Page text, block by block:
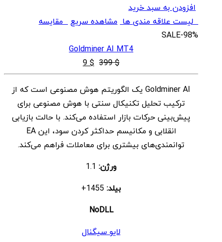
افزودن به سبد خرید
لیست علاقه مندی ها مشاهده سریعمقایسه
SALE-98%
Goldminer AI MT4
$
399
قیمت
اصلی
$ 399
بود.
$
9 قیمت
فعلی
$ 9
است.
Goldminer AI یک الگوریتم هوش مصنوعی است که از
ترکیب تحلیل تکنیکال سنتی با هوش مصنوعی برای
پیش‌بینی حرکات بازار استفاده می‌کند. با حالت بازیابی
انقلابی و مکانیسم حداکثر کردن سود، این EA
توانمندی‌های بیشتری برای معاملات فراهم می‌کند.
ورژن:
بیلد:
NoDLL
لایو سیگنال